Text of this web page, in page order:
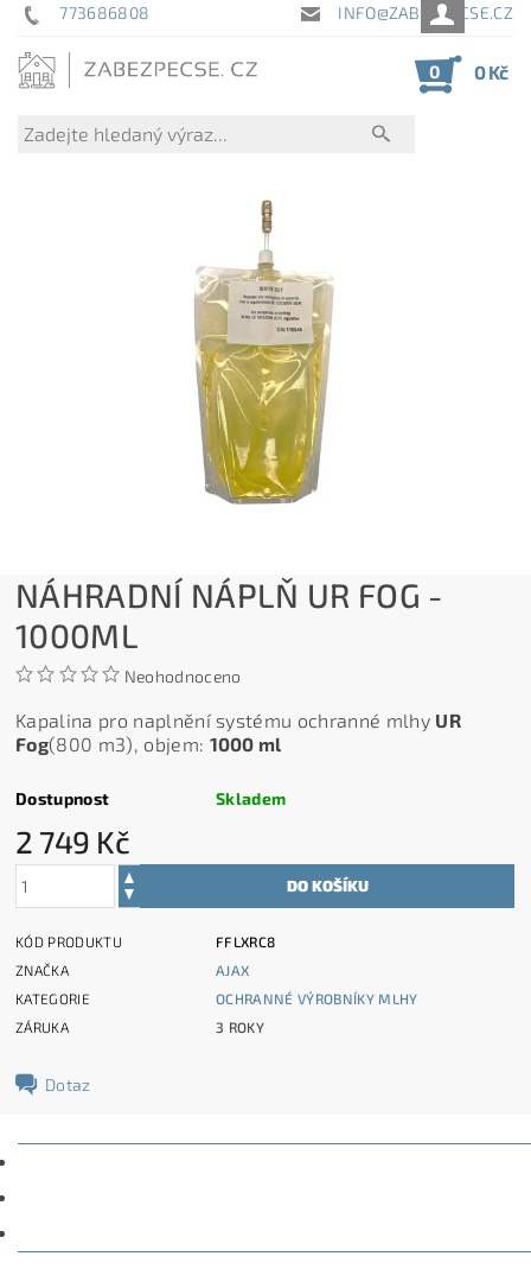
773686808 INFO@ZABEZPECSE.CZ
0 0 Kč
NÁHRADNÍ NÁPLŇ UR FOG -
1000ML
Neohodnoceno
Kapalina pro naplnění systému ochranné mlhy UR
Fog(800 m3), objem: 1000 ml
Dostupnost Skladem
2 749 Kč
KÓD PRODUKTU
FFLXRC8
ZNAČKA
AJAX
KATEGORIE
OCHRANNÉ VÝROBNÍKY MLHY
ZÁRUKA
3 ROKY
Dotaz